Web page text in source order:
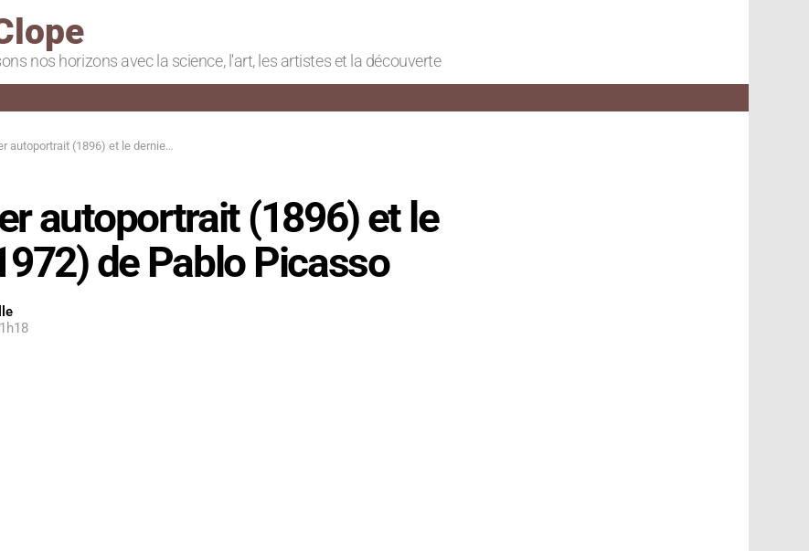
nos horizons avec la science, l'art, les artistes et la découverte
(1896) et le dernier (1972) de Pablo Picasso
autoportrait (1896) et le
de Pablo Picasso